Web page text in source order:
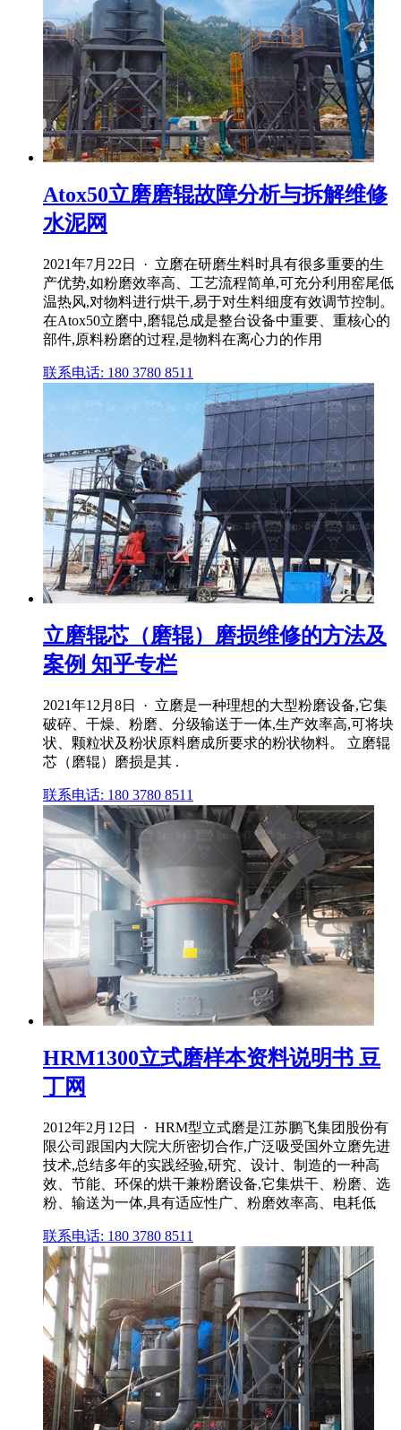
Atox50立磨磨辊故障分析与拆解维修
水泥网
2021年7月22日 · 立磨在研磨生料时具有很多重要的生
产优势,如粉磨效率高、工艺流程简单,可充分利用窑尾低
温热风,对物料进行烘干,易于对生料细度有效调节控制。
在Atox50立磨中,磨辊总成是整台设备中重要、重核心的
部件,原料粉磨的过程,是物料在离心力的作用
联系电话: 180 3780 8511
立磨辊芯（磨辊）磨损维修的方法及
案例 知乎专栏
2021年12月8日 · 立磨是一种理想的大型粉磨设备,它集
破碎、干燥、粉磨、分级输送于一体,生产效率高,可将块
状、颗粒状及粉状原料磨成所要求的粉状物料。 立磨辊
芯（磨辊）磨损是其 .
联系电话: 180 3780 8511
HRM1300立式磨样本资料说明书 豆
丁网
2012年2月12日 · HRM型立式磨是江苏鹏飞集团股份有
限公司跟国内大院大所密切合作,广泛吸受国外立磨先进
技术,总结多年的实践经验,研究、设计、制造的一种高
效、节能、环保的烘干兼粉磨设备,它集烘干、粉磨、选
粉、输送为一体,具有适应性广、粉磨效率高、电耗低
联系电话: 180 3780 8511